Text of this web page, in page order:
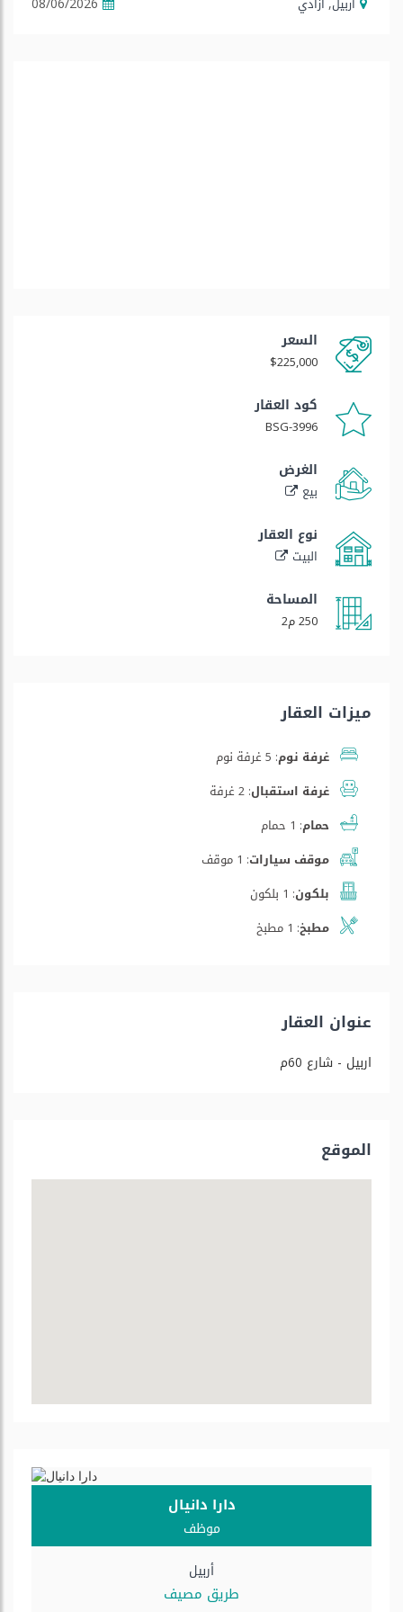
السعر
$225,000
كود العقار
BSG-3996
الغرض
بيع
نوع العقار
البيت
المساحة
250 م2
ميزات العقار
غرفة نوم:
غرفة استقبال:
حمام:
موقف سيارات:
بلكون:
مطبخ:
عنوان العقار
اربيل - شارع 60م
الموقع
دارا دانیال
موظف
أربيل
طریق مصیف